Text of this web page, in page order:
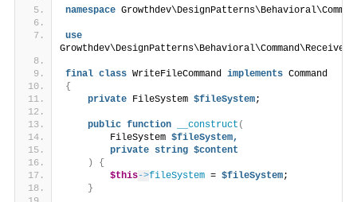
namespace
use
final class WriteFileCommand implements Command
{
private FileSystem $fileSystem;
public function __construct (
        FileSystem
$fileSystem,
private string $content
)
{
$this->fileSystem = $fileSystem;
}